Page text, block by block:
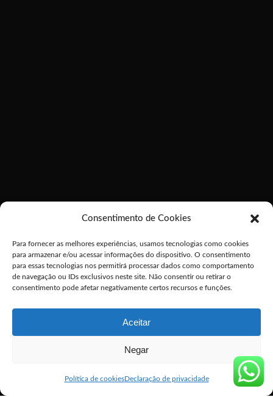
Consentimento de Cookies
Para fornecer as melhores experiências, usamos tecnologias como cookies
para armazenar e/ou acessar informações do dispositivo. O consentimento
para essas tecnologias nos permitirá processar dados como comportamento
de navegação ou IDs exclusivos neste site. Não consentir ou retirar o
consentimento pode afetar negativamente certos recursos e funções.
Aceitar
Negar
Política de cookiesDeclaração de privacidade